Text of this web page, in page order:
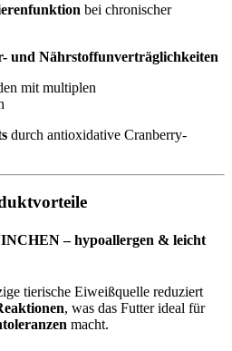
bei chronischer
und Nährstoffunverträglichkeiten
mit multiplen
durch antioxidative Cranberry-
– hypoallergen & leicht
tierische Eiweißquelle reduziert
, was das Futter ideal für
macht.